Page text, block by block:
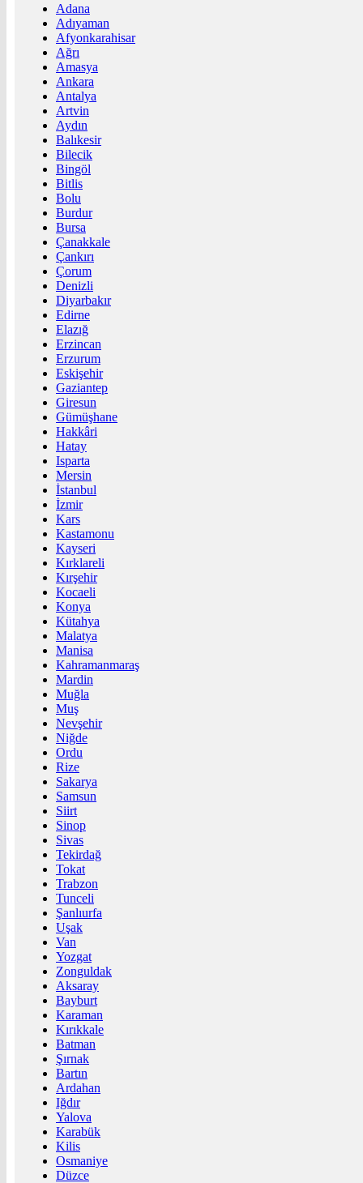
Adana
Adıyaman
Afyonkarahisar
Ağrı
Amasya
Ankara
Antalya
Artvin
Aydın
Balıkesir
Bilecik
Bingöl
Bitlis
Bolu
Burdur
Bursa
Çanakkale
Çankırı
Çorum
Denizli
Diyarbakır
Edirne
Elazığ
Erzincan
Erzurum
Eskişehir
Gaziantep
Giresun
Gümüşhane
Hakkâri
Hatay
Isparta
Mersin
İstanbul
İzmir
Kars
Kastamonu
Kayseri
Kırklareli
Kırşehir
Kocaeli
Konya
Kütahya
Malatya
Manisa
Kahramanmaraş
Mardin
Muğla
Muş
Nevşehir
Niğde
Ordu
Rize
Sakarya
Samsun
Siirt
Sinop
Sivas
Tekirdağ
Tokat
Trabzon
Tunceli
Şanlıurfa
Uşak
Van
Yozgat
Zonguldak
Aksaray
Bayburt
Karaman
Kırıkkale
Batman
Şırnak
Bartın
Ardahan
Iğdır
Yalova
Karabük
Kilis
Osmaniye
Düzce